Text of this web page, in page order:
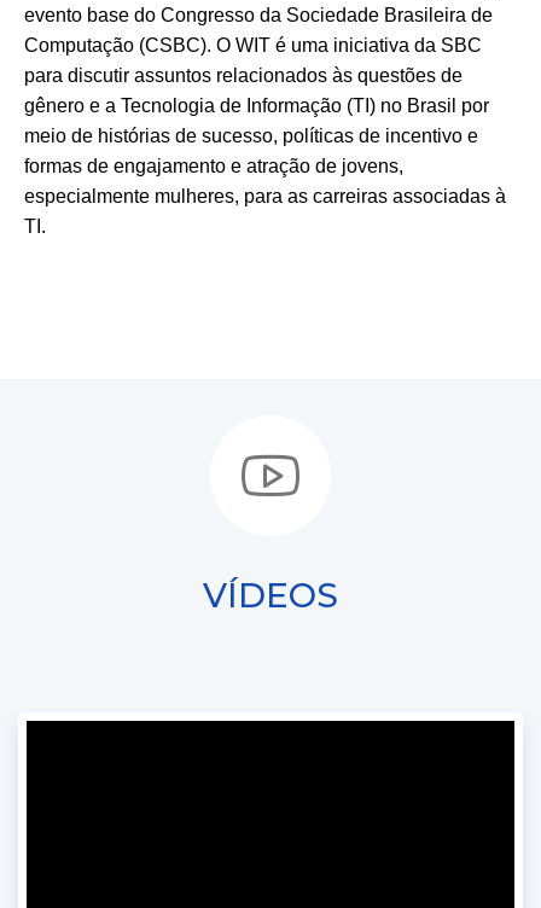
evento base do Congresso da Sociedade Brasileira de
Computação (CSBC). O WIT é uma iniciativa da SBC
para discutir assuntos relacionados às questões de
gênero e a Tecnologia de Informação (TI) no Brasil por
meio de histórias de sucesso, políticas de incentivo e
formas de engajamento e atração de jovens,
especialmente mulheres, para as carreiras associadas à
TI.
VÍDEOS